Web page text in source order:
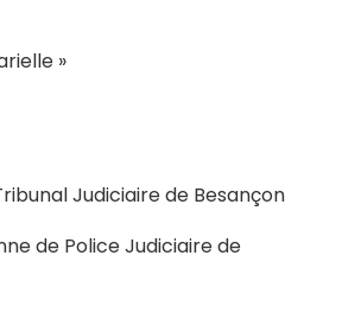
»
Judiciaire de Besançon
de Police Judiciaire de